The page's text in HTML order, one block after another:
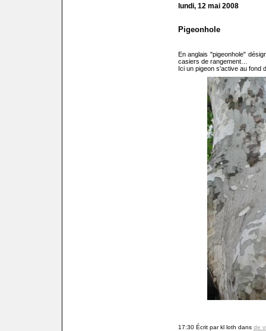
lundi, 12 mai 2008
Pigeonhole
En anglais "pigeonhole"
casiers de rangement…
Ici un pigeon s'active au fond
17:30 Écrit par kl loth dans de